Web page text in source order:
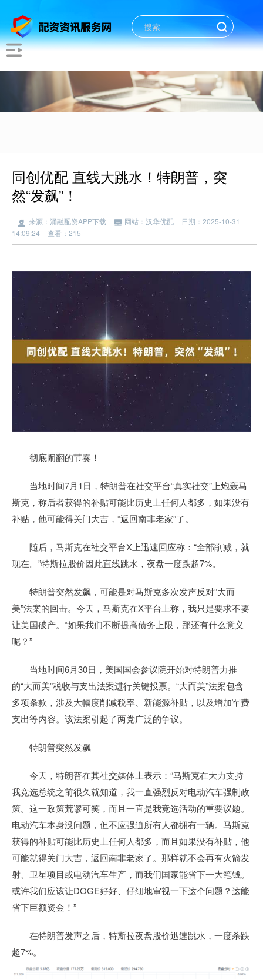
同创优配 直线大跳水！特朗普，突
然“发飙”！
来源：涌融配资APP下载 网站：汉华优配
日期：2025-10-31
14:09:24
查看：215
彻底闹翻的节奏！
当地时间7月1日，特朗普在社交平台“真实社交”上炮轰马
斯克，称后者获得的补贴可能比历史上任何人都多，如果没有
补贴，他可能得关门大吉，“返回南非老家”了。
随后，马斯克在社交平台X上迅速回应称：“全部削减，就
现在。”特斯拉股价因此直线跳水，夜盘一度跌超7%。
特朗普突然发飙，可能是对马斯克多次发声反对“大而
美”法案的回击。今天，马斯克在X平台上称，我只是要求不要
让美国破产。“如果我们不断提高债务上限，那还有什么意义
呢？”
当地时间6月30日，美国国会参议院开始对特朗普力推
的“大而美”税收与支出法案进行关键投票。“大而美”法案包含
多项条款，涉及大幅度削减税率、新能源补贴，以及增加军费
支出等内容。该法案引起了两党广泛的争议。
特朗普突然发飙
今天，特朗普在其社交媒体上表示：“马斯克在大力支持
我竞选总统之前很久就知道，我一直强烈反对电动汽车强制政
策。这一政策荒谬可笑，而且一直是我竞选活动的重要议题。
电动汽车本身没问题，但不应强迫所有人都拥有一辆。马斯克
获得的补贴可能比历史上任何人都多，而且如果没有补贴，他
可能就得关门大吉，返回南非老家了。那样就不会再有火箭发
射、卫星项目或电动汽车生产，而我们国家能省下一大笔钱。
或许我们应该让DOGE好好、仔细地审视一下这个问题？这能
省下巨额资金！”
在特朗普发声之后，特斯拉夜盘股价迅速跳水，一度杀跌
超7%。